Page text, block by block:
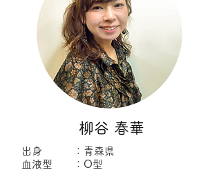
柳谷 春華
出身 ：青森県
血液型 ：O型